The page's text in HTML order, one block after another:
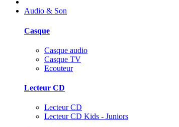
Audio & Son
Casque
Casque audio
Casque TV
Ecouteur
Lecteur CD
Lecteur CD
Lecteur CD Kids - Juniors